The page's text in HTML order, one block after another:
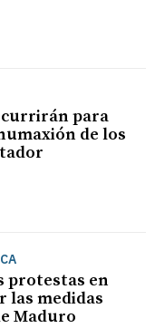
para
de los
protestas en
las medidas
Maduro